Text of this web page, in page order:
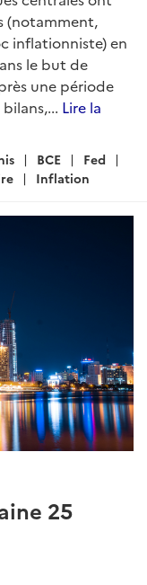
(notamment,
inflationniste) en
le but de
une période
Lire la
BCE
Fed
Inflation
25